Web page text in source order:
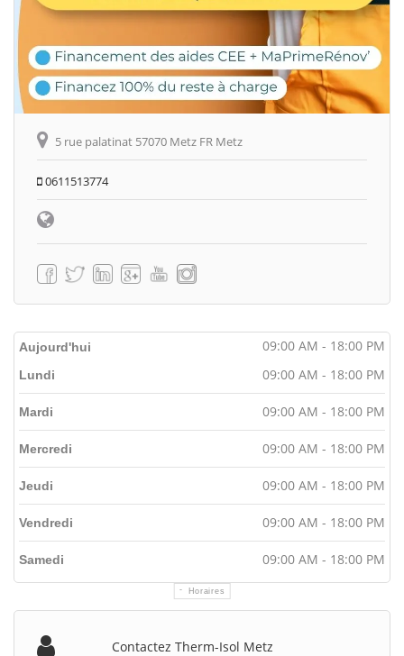
5 rue palatinat 57070 Metz FR Metz
0611513774
Aujourd'hui 09:00 AM - 18:00 PM
Horaires
Lundi 09:00 AM - 18:00 PM
Mardi 09:00 AM - 18:00 PM
Mercredi 09:00 AM - 18:00 PM
Jeudi 09:00 AM - 18:00 PM
Vendredi 09:00 AM - 18:00 PM
Samedi 09:00 AM - 18:00 PM
Contactez Therm-Isol Metz